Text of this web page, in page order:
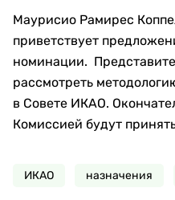
Маурисио Рамирес
приветствует
номинации.
рассмотреть
в Совете ИКАО.
Комиссией будут
ИКАО назначения